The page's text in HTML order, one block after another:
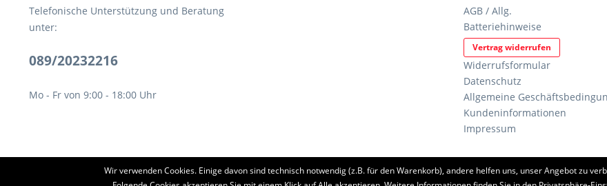
Telefonische Unterstützung und Beratung
unter:
089/20232216
Mo - Fr von 9:00 - 18:00 Uhr
AGB / Allg.
Batteriehinweise
Vertrag widerrufen
Widerrufsformular
Datenschutz
Allgemeine
Kundeninformationen
Impressum
Wir verwenden Cookies. Einige davon sind technisch notwendig (z.B. für den Warenkorb), andere helfen uns, unser Angebot zu